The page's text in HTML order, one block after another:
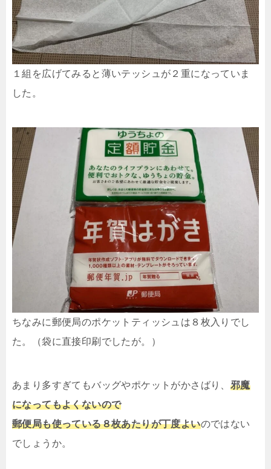
１組を広げてみると薄いテッシュが２重になっていま
した。
ちなみに郵便局のポケットティッシュは８枚入りでし
た。（袋に直接印刷でしたが。）
あまり多すぎてもバッグやポケットがかさばり、 邪魔
になってもよくないので
郵便局も使っている８枚あたりが丁度よいのではない
でしょうか。